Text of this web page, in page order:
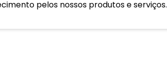
pelos nossos produtos e serviços.